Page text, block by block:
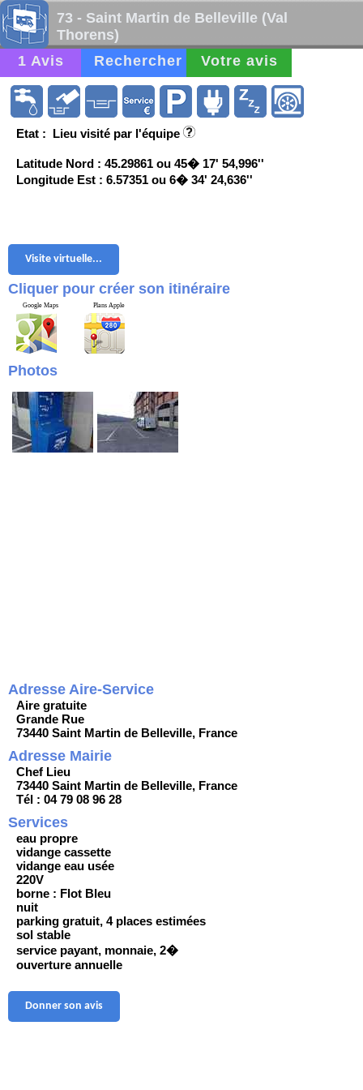
73 - Saint Martin de Belleville (Val
Thorens)
1 Avis
Rechercher Votre avis
Etat : Lieu visité par l'équipe
Latitude Nord : 45.29861 ou 45� 17' 54,996''
Longitude Est : 6.57351 ou 6� 34' 24,636''
Visite virtuelle...
Cliquer pour créer son itinéraire
Google Maps Plans Apple
Photos
Adresse Aire-Service
Aire gratuite
Grande Rue
73440 Saint Martin de Belleville, France
Adresse Mairie
Chef Lieu
73440 Saint Martin de Belleville, France
Tél : 04 79 08 96 28
Services
eau propre
vidange cassette
vidange eau usée
220V
borne : Flot Bleu
nuit
parking gratuit, 4 places estimées
sol stable
service payant, monnaie, 2�
ouverture annuelle
Donner son avis